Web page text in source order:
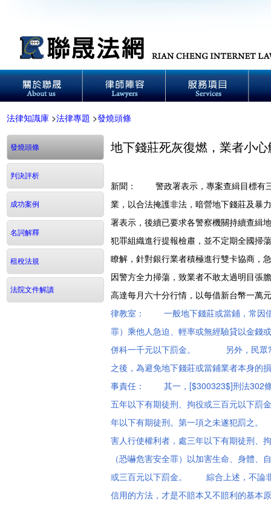
法律知識庫 >法律專題 >發燒頭條
發燒頭條
判決評析
成功案例
名詞解釋
租稅法規
法院文件解讀
地下錢莊死灰復燃，業者小
新聞： 警政署表示，專案查緝目標有三
業，以合法掩護非法，暗營地下錢莊及
署表示，後續已要求各警察機關持續查緝
犯罪組織進行提報檢肅，並不定期全國
瞭解，針對銀行業者積極進行雙卡協商，
因警方全力掃蕩，致業者不敢太過明目
高達每月六十分行情，以每借新台幣一萬
律教室： 一般地下錢莊或當鋪，常因借
罪）乘他人急迫、輕率或無經驗貸以金錢
併科一千元以下罰金。 另外，民眾常
之後，為避免地下錢莊或當鋪業者本身的
事責任： 其一，[$300323$]刑法302條
五年以下有期徒刑、拘役或三百元以下罰
年以下有期徒刑。第一項之未遂犯罰之
害人行使權利者，處三年以下有期徒刑
（恐嚇危害安全罪）以加害生命、身體
或三百元以下罰金。 綜合上述，不論非
信用的方法，才是不賠本又不賠利的基本